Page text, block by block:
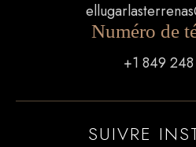
Numéro de
+1 849
SUIVRE